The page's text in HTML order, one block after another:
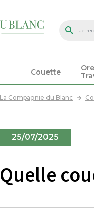
Couette
La Compagnie du Blanc
25/07/2025
Quelle